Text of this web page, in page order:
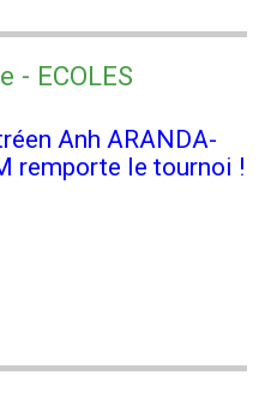
- ECOLES
Anh ARANDA-
remporte le tournoi !